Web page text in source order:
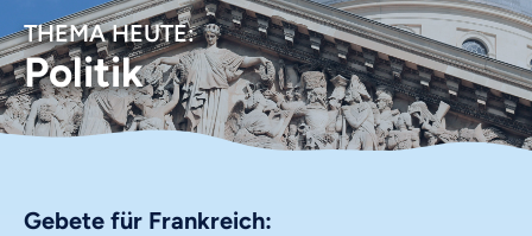
THEMA HEUTE:
Politik
Gebete für Frankreich: